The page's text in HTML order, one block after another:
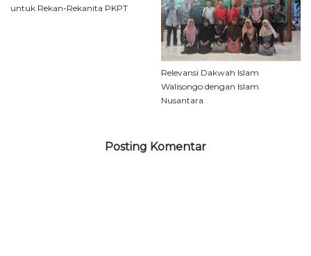
untuk Rekan-Rekanita PKPT
Relevansi Dakwah Islam
Walisongo dengan Islam
Nusantara
Posting Komentar